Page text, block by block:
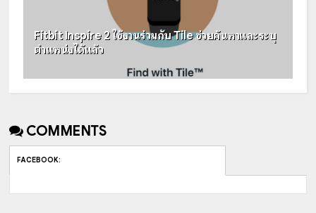
Fitbit Inspire 2 ใช้งานร่วมกับ Tile ช่วยค้นหาและระบุ
ตำแหน่งได้แล้ว
COMMENTS
FACEBOOK: